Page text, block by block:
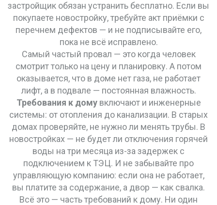
застройщик обязан устранить бесплатно. Если вы
покупаете новостройку, требуйте акт приёмки с
перечнем дефектов — и не подписывайте его,
пока не всё исправлено.
Самый частый провал — это когда человек
смотрит только на цену и планировку. А потом
оказывается, что в доме нет газа, не работает
лифт, а в подвале — постоянная влажность.
Требования к домувключают и инженерные
системы: от отопления до канализации. В старых
домах проверяйте, не нужно ли менять трубы. В
новостройках — не будет ли отключения горячей
воды на три месяца из-за задержек с
подключением к ТЭЦ. И не забывайте про
управляющую компанию: если она не работает,
вы платите за содержание, а двор — как свалка.
Всё это — часть требований к дому. Ни один